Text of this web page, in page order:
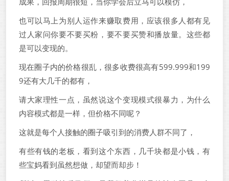
也可以马上为别人运作来赚取费用，应该很多人都有见
过人家问你要不要买粉，要不要买赞和播放量。这些都
是可以变现的。
现在圈子内的价格很乱，很多收费很高有599.999和199
9还有大几千的都有，
请大家理性一点，虽然说这个变现模式很暴力，为什么
内容模式都是一样，但价格不同呢？
这就是每个人接触的圈子吸引到的消费人群不同了，
有些有钱的老板，看到这个东西，几千块都是小钱，有
些宝妈看到虽然想做，却望而却步！